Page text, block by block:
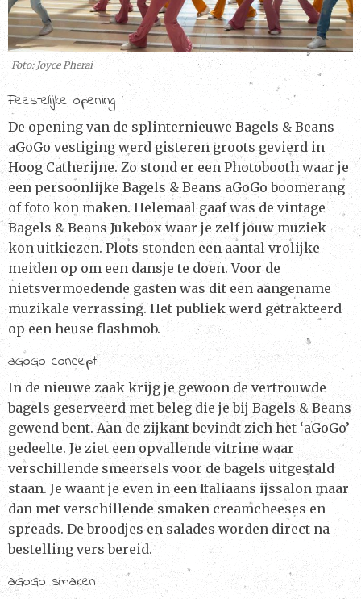
Foto: Joyce Pherai
Feestelijke opening
De opening van de splinternieuwe Bagels & Beans
aGoGo vestiging werd gisteren groots gevierd in
Hoog Catherijne. Zo stond er een Photobooth waar je
een persoonlijke Bagels & Beans aGoGo boomerang
of foto kon maken. Helemaal gaaf was de vintage
Bagels & Beans Jukebox waar je zelf jouw muziek
kon uitkiezen. Plots stonden een aantal vrolijke
meiden op om een dansje te doen. Voor de
nietsvermoedende gasten was dit een aangename
muzikale verrassing. Het publiek werd getrakteerd
op een heuse flashmob.
aGoGo concept
In de nieuwe zaak krijg je gewoon de vertrouwde
bagels geserveerd met beleg die je bij Bagels & Beans
gewend bent. Aan de zijkant bevindt zich het ‘aGoGo’
gedeelte. Je ziet een opvallende vitrine waar
verschillende smeersels voor de bagels uitgestald
staan. Je waant je even in een Italiaans ijssalon maar
dan met verschillende smaken creamcheeses en
spreads. De broodjes en salades worden direct na
bestelling vers bereid.
aGoGo smaken